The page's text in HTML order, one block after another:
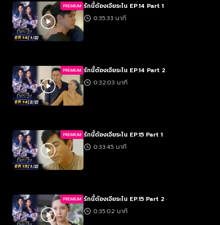
PREMIUM รักนี้ต้องเจียระไน EP.14 Part 1
0:35:33 นาที
PREMIUM รักนี้ต้องเจียระไน EP.14 Part 2
0:32:03 นาที
PREMIUM รักนี้ต้องเจียระไน EP.15 Part 1
0:33:45 นาที
PREMIUM รักนี้ต้องเจียระไน EP.15 Part 2
0:35:02 นาที